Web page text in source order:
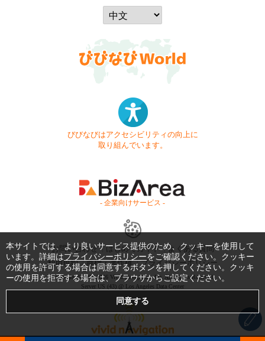
びびなびはアクセシビリティの向上に
取り組んでいます。
- 企業向けサービス -
お問い合わせ はじめてガイド
よくある質問
利用規約
商標・著作権 プライバシーポリシー
Copyright © 1999-2026 Vivid Navigation, Inc. All Rights Reserved.
Server US (43) @ Los Angeles Data Center
本サイトでは、より良いサービス提供のため、クッキーを使用して
います。詳細はプライバシーポリシーをご確認ください。クッキー
の使用を許可する場合は同意するボタンを押してください。クッキ
ーの使用を拒否する場合は、ブラウザからご設定ください。